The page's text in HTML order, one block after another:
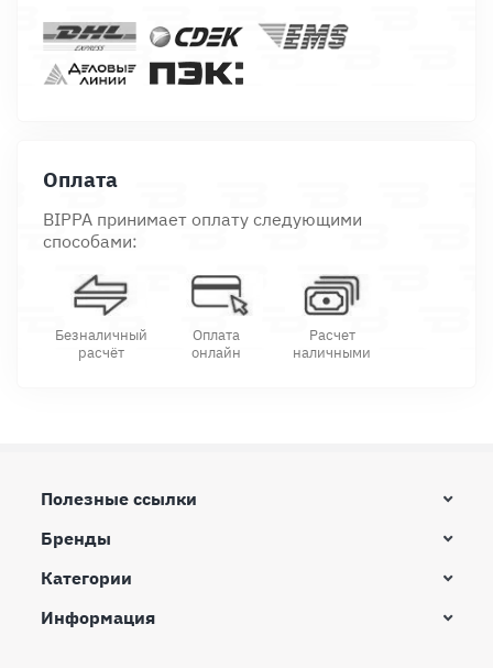
Оплата
BIPPA принимает оплату следующими
способами:
Безналичный
расчёт
Оплата
онлайн
Расчет
наличными
Полезные ссылки
Бренды
Категории
Информация